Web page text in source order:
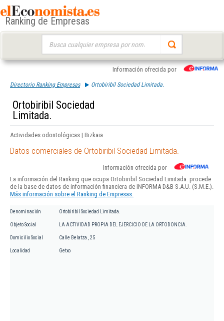
Ranking de Empresas
Información ofrecida por
Directorio Ranking Empresas Ortobiribil Sociedad Limitada.
Ortobiribil Sociedad
Limitada.
Actividades odontológicas | Bizkaia
Datos comerciales de Ortobiribil Sociedad Limitada.
Información ofrecida por
La información del Ranking que ocupa Ortobiribil Sociedad Limitada. procede
de la base de datos de información financiera de INFORMA D&B S.A.U. (S.M.E.).
Más información sobre el Ranking de Empresas.
Denominación Ortobiribil Sociedad Limitada.
Objeto Social LA ACTIVIDAD PROPIA DEL EJERCICIO DE LA ORTODONCIA.
Domicilio Social Calle Belatza , 25
Localidad Getxo